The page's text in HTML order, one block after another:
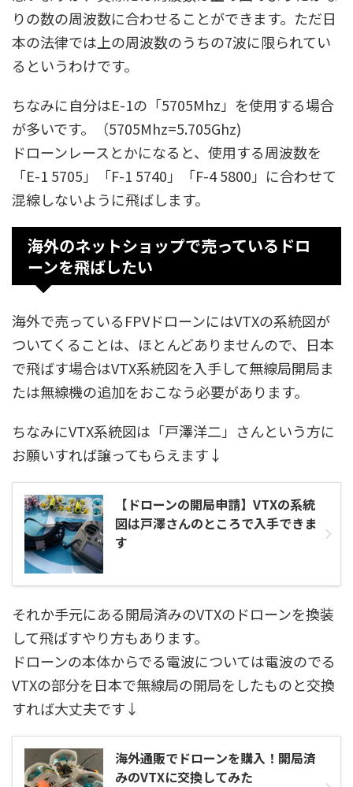
りの数の周波数に合わせることができます。ただ日
本の法律では上の周波数のうちの7波に限られてい
るというわけです。
ちなみに自分はE-1の「5705Mhz」を使用する場合
が多いです。（5705Mhz=5.705Ghz)
ドローンレースとかになると、使用する周波数を
「E-1 5705」「F-1 5740」「F-4 5800」に合わせて
混線しないように飛ばします。
海外のネットショップで売っているドロ
ーンを飛ばしたい
海外で売っているFPVドローンにはVTXの系統図が
ついてくることは、ほとんどありませんので、日本
で飛ばす場合はVTX系統図を入手して無線局開局ま
たは無線機の追加をおこなう必要があります。
ちなみにVTX系統図は「戸澤洋二」さんという方に
お願いすれば譲ってもらえます↓
【ドローンの開局申請】VTXの系統
図は戸澤さんのところで入手できま
す
それか手元にある開局済みのVTXのドローンを換装
して飛ばすやり方もあります。
ドローンの本体からでる電波については電波のでる
VTXの部分を日本で無線局の開局をしたものと交換
すれば大丈夫です↓
海外通販でドローンを購入！開局済
みのVTXに交換してみた